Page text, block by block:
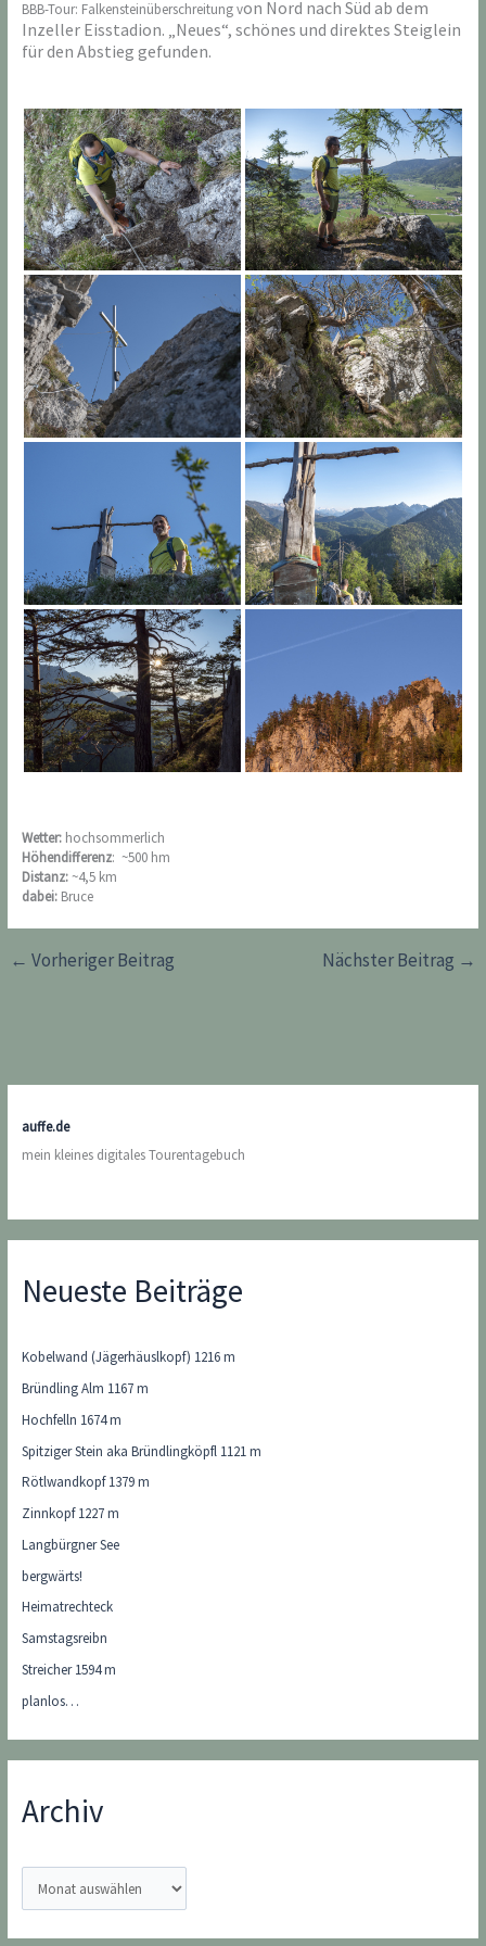
BBB-Tour: Falkensteinüberschreitung von Nord nach Südab dem
Inzeller Eisstadion. „Neues“, schönes und direktes Steiglein
für den Abstieg gefunden.
Wetter: hochsommerlich
Höhendifferenz: ~500 hm
Distanz: ~4,5 km
dabei: Bruce
← Vorheriger Beitrag Nächster Beitrag →
auffe.de
mein kleines digitales Tourentagebuch
Neueste Beiträge
Kobelwand (Jägerhäuslkopf) 1216 m
Bründling Alm 1167 m
Hochfelln 1674 m
Spitziger Stein aka Bründlingköpfl 1121 m
Rötlwandkopf 1379 m
Zinnkopf 1227 m
Langbürgner See
bergwärts!
Heimatrechteck
Samstagsreibn
Streicher 1594 m
planlos…
Archiv
r
c